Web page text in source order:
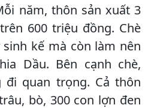
năm, thôn sản xuất 3
600 triệu đồng. Chè
kế mà còn làm nên
Dầu. Bên cạnh chè,
đi quan trọng. Cả thôn
bò, 300 con lợn đen